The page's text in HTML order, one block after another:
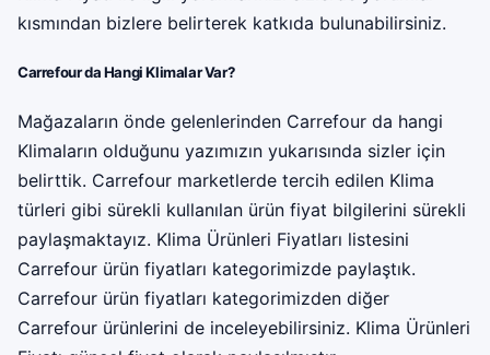
kısmından bizlere belirterek katkıda bulunabilirsiniz.
Carrefour da Hangi Klimalar Var?
Mağazaların önde gelenlerinden Carrefour da hangi
Klimaların olduğunu yazımızın yukarısında sizler için
belirttik. Carrefour marketlerde tercih edilen Klima
türleri gibi sürekli kullanılan ürün fiyat bilgilerini sürekli
paylaşmaktayız. Klima Ürünleri Fiyatları listesini
Carrefour ürün fiyatları kategorimizde paylaştık.
Carrefour ürün fiyatları kategorimizden diğer
Carrefour ürünlerini de inceleyebilirsiniz. Klima Ürünleri